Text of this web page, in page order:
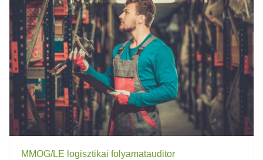
MMOG/LE logisztikai folyamatauditor